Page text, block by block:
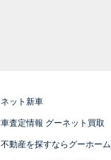
ット新車
査定情報 グーネット買取
動産を探すならグーホーム